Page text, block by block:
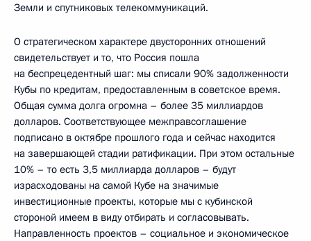
Земли и спутниковых телекоммуникаций.
О стратегическом характере двусторонних отношений
свидетельствует и то, что Россия пошла
на беспрецедентный шаг: мы списали 90% задолженности
Кубы по кредитам, предоставленным в советское время.
Общая сумма долга огромна – более 35 миллиардов
долларов. Соответствующее межправсоглашение
подписано в октябре прошлого года и сейчас находится
на завершающей стадии ратификации. При этом остальные
10% – то есть 3,5 миллиарда долларов – будут
израсходованы на самой Кубе на значимые
инвестиционные проекты, которые мы с кубинской
стороной имеем в виду отбирать и согласовывать.
Направленность проектов – социальное и экономическое